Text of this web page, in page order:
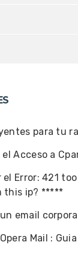
para tu
Acceso a
Error: 421
this ip? *****
email
Mail :